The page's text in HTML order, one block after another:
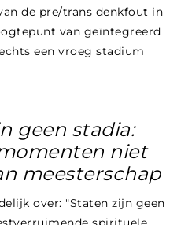
de pre/trans denkfout in
van geïntegreerd
een vroeg stadium
geen stadia:
niet
meesterschap
over: "Staten zijn geen